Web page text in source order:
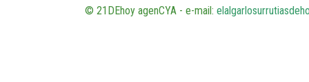
© 21DEhoy agenCYA - e-mail: